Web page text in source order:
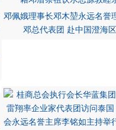
邓佩娥理事长邓木堃永远名誉
邓总代表团 赴中国澄海